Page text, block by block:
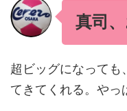
真司
超ビッグになっても
てきてくれる。やっ